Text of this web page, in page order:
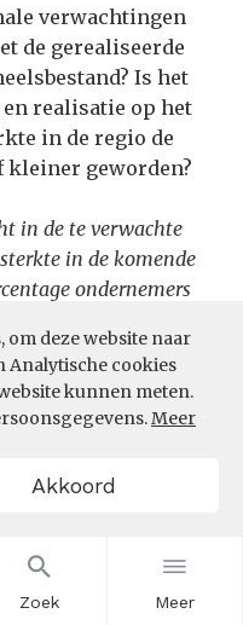
Zoek Meer
om deze website naar
Analytische cookies
kunnen meten.
Meer
Akkoord
verwachtingen
de gerealiseerde
Is het
realisatie op het
in de regio de
kleiner geworden?
in de te verwachte
in de komende
ondernemers
met een
naar de
drie maanden wordt
de gerealiseerde